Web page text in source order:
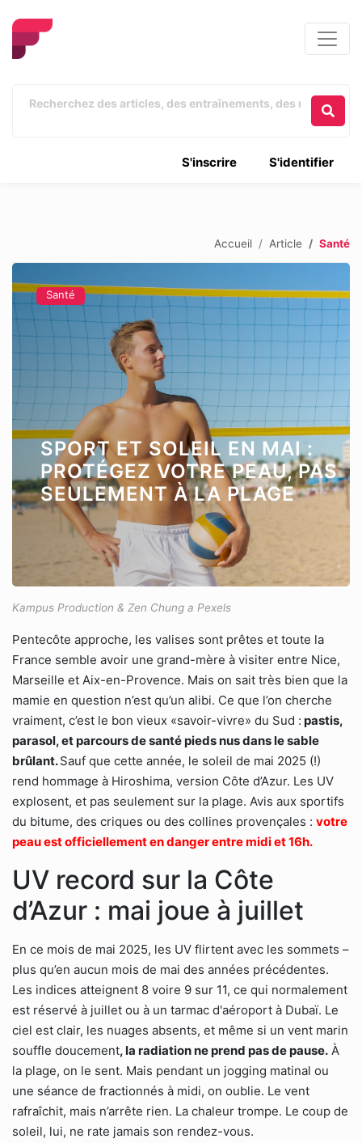
S'identifier
S'inscrire
Accueil Article Santé
Santé
SPORT ET SOLEIL EN MAI :
PROTÉGEZ VOTRE PEAU, PAS
SEULEMENT À LA PLAGE
Kampus Production & Zen Chung a Pexels
Pentecôte approche, les valises sont prêtes et toute la
France semble avoir une grand-mère à visiter entre Nice,
Marseille et Aix-en-Provence. Mais on sait très bien que la
mamie en question n’est qu’un alibi. Ce que l’on cherche
vraiment, c’est le bon vieux «savoir-vivre» du Sud : pastis,
parasol, et parcours de santé pieds nus dans le sable
brûlant.Sauf que cette année, le soleil de mai 2025 (!)
rend hommage à Hiroshima, version Côte d’Azur. Les UV
explosent, et pas seulement sur la plage. Avis aux sportifs
du bitume, des criques ou des collines provençales : votre
peau est officiellement en danger entre midi et 16h.
UV record sur la Côte
d’Azur : mai joue à juillet
En ce mois de mai 2025, les UV flirtent avec les sommets –
plus qu’en aucun mois de mai des années précédentes.
Les indices atteignent 8 voire 9 sur 11, ce qui normalement
est réservé à juillet ou à un tarmac d'aéroport à Dubaï. Le
ciel est clair, les nuages absents, et même si un vent marin
souffle doucement, la radiation ne prend pas de pause. À
la plage, on le sent. Mais pendant un jogging matinal ou
une séance de fractionnés à midi, on oublie. Le vent
rafraîchit, mais n’arrête rien. La chaleur trompe. Le coup de
soleil, lui, ne rate jamais son rendez-vous.